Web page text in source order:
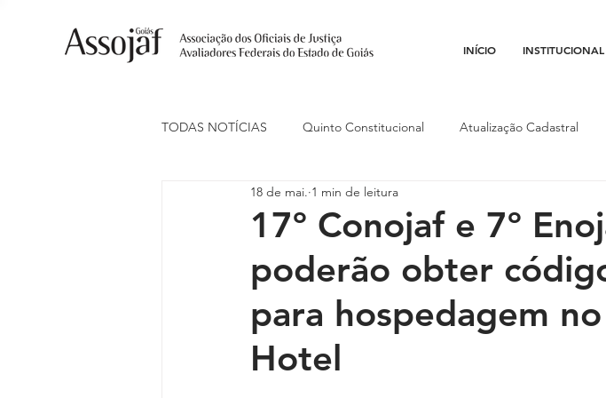
INÍCIO INSTITUCIONAL
TODAS NOTÍCIAS Quinto Constitucional Atualização Cadastral
Ações Judiciais Carreira Conojaf
Indenização de Transporte Isenção Fiscal
17º Conojaf e 7º
poderão obter
para hospedagem
Hotel
18 de mai. 1 min de leitura